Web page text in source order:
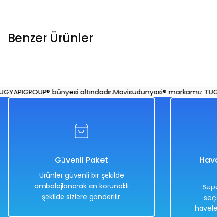
Benzer Ürünler
Uzaktan Kumandalı Desenli Yarış Arabası 1:16 Ölçekli 25 Cm
1.998,00 TL
999,00 TL
bünyesi altındadır.Mavisudunyasi® markamız
Güvenli Paket
Ürünler güvenli bir şekilde
ambalajlanarak en korunaklı
şekilde sizlere gönderilir.